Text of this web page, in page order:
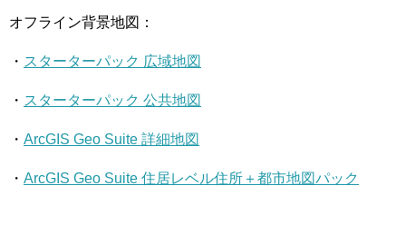
オフライン背景地図：
・ スターターパック 広域地図
・ スターターパック 公共地図
・ ArcGIS Geo Suite 詳細地図
・ ArcGIS Geo Suite 住居レベル住所＋都市地図パック